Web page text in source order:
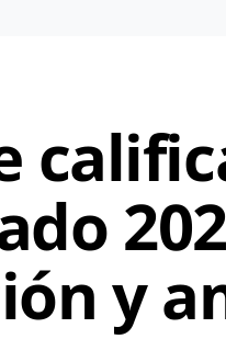
y